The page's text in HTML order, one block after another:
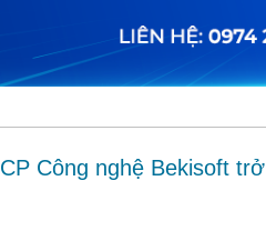
Công nghệ Bekisoft